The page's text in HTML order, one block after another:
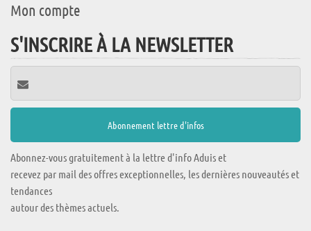
Mon compte
S'INSCRIRE À LA NEWSLETTER
Abonnez-vous gratuitement à la lettre d'info Aduis et
recevez par mail des offres exceptionnelles, les dernières nouveautés et
tendances
autour des thèmes actuels.